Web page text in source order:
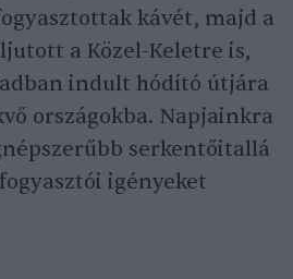
kávét, majd a
a Közel-Keletre is,
indult hódító útjára
országokba. Napjainkra
serkentőitallá
igényeket